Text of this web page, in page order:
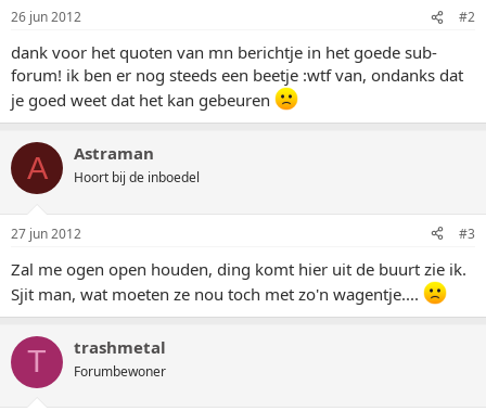
26 jun 2012 #2
dank voor het quoten van mn berichtje in het goede sub-
forum! ik ben er nog steeds een beetje :wtf van, ondanks dat
je goed weet dat het kan gebeuren
A Astraman
Hoort bij de inboedel
27 jun 2012 #3
Zal me ogen open houden, ding komt hier uit de buurt zie ik.
Sjit man, wat moeten ze nou toch met zo'n wagentje....
T trashmetal
Forumbewoner